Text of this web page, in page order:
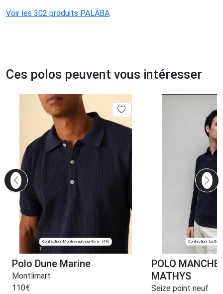
Voir les 302 produits PALÂBA
Ces polos peuvent vous intéresser
Confection: Montrevault-sur-Èvre (49)
Polo Dune Marine
Montlimart
110€
Confection: La
POLO
MATHYS
Seize point neuf